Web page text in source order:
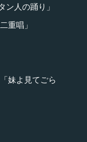
人の踊り」
重唱」
妹よ見てごら